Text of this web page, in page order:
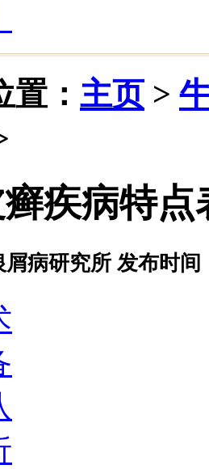
： 主页>
疾病特点
病研究所 发布时间